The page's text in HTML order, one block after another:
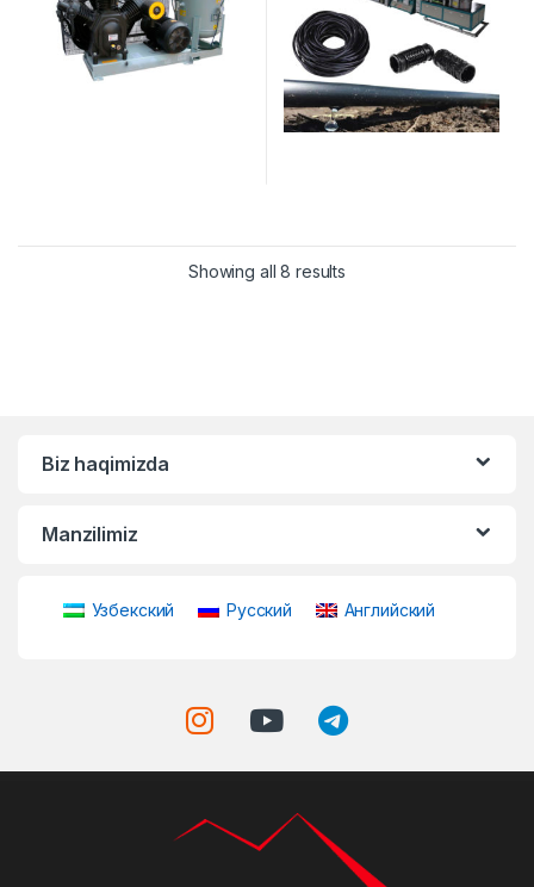
Showing all 8 results
Biz haqimizda
Manzilimiz
Узбекский Русский Английский